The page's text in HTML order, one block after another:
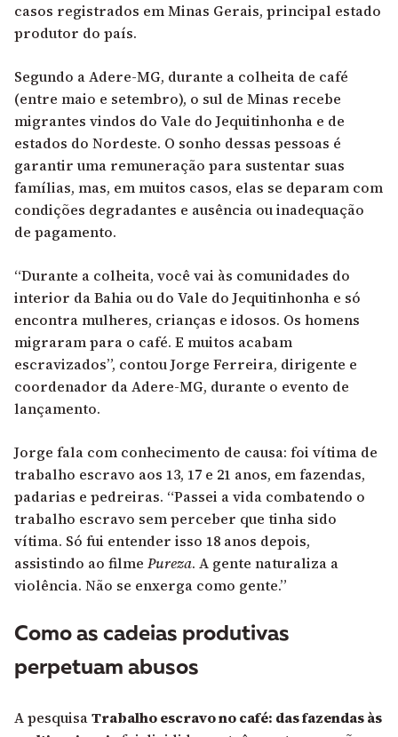
casos registrados em Minas Gerais, principal estado
produtor do país.
Segundo a Adere-MG, durante a colheita de café
(entre maio e setembro), o sul de Minas recebe
migrantes vindos do Vale do Jequitinhonha e de
estados do Nordeste. O sonho dessas pessoas é
garantir uma remuneração para sustentar suas
famílias, mas, em muitos casos, elas se deparam com
condições degradantes e ausência ou inadequação
de pagamento.
“Durante a colheita, você vai às comunidades do
interior da Bahia ou do Vale do Jequitinhonha e só
encontra mulheres, crianças e idosos. Os homens
migraram para o café. E muitos acabam
escravizados”, contou Jorge Ferreira, dirigente e
coordenador da Adere-MG, durante o evento de
lançamento.
Jorge fala com conhecimento de causa: foi vítima de
trabalho escravo aos 13, 17 e 21 anos, em fazendas,
padarias e pedreiras. “Passei a vida combatendo o
trabalho escravo sem perceber que tinha sido
vítima. Só fui entender isso 18 anos depois,
assistindo ao filme Pureza. A gente naturaliza a
violência. Não se enxerga como gente.”
Como as cadeias produtivas
perpetuam abusos
A pesquisaTrabalho escravo no café: das fazendas às